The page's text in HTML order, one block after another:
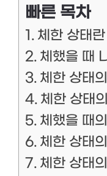
빠른 목차
체한 상태
체했을 때
체한 상태
체한 상태
체했을 때
체한 상태
체한 상태